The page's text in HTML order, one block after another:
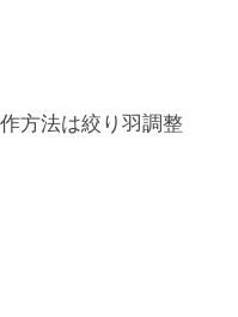
方法は絞り羽調整